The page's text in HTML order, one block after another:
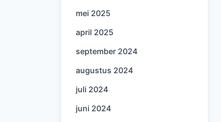
mei 2025
april 2025
september 2024
augustus 2024
juli 2024
juni 2024